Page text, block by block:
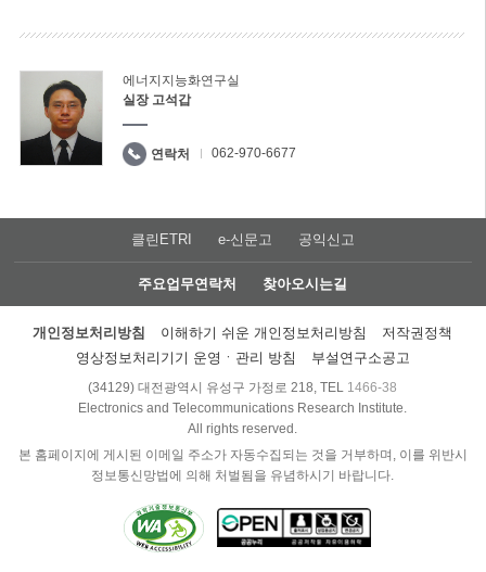
에너지지능화연구실
실장 고석갑
연락처 062-970-6677
클린ETRI e-신문고 공익신고
주요업무연락처 찾아오시는길
개인정보처리방침 이해하기 쉬운 개인정보처리방침
저작권정책
영상정보처리기기 운영ㆍ관리 방침
부설연구소공고
(34129) 대전광역시 유성구 가정로 218, TEL 1466-38
Electronics and Telecommunications Research Institute.
All rights reserved.
본 홈페이지에 게시된 이메일 주소가 자동수집되는 것을 거부하며, 이를 위반시
정보통신망법에 의해 처벌됨을 유념하시기 바랍니다.